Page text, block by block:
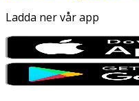
Ladda ner vår app